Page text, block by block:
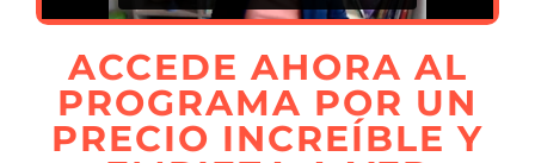
ACCEDE AHORA AL
PROGRAMA POR UN
PRECIO INCREÍBLE Y